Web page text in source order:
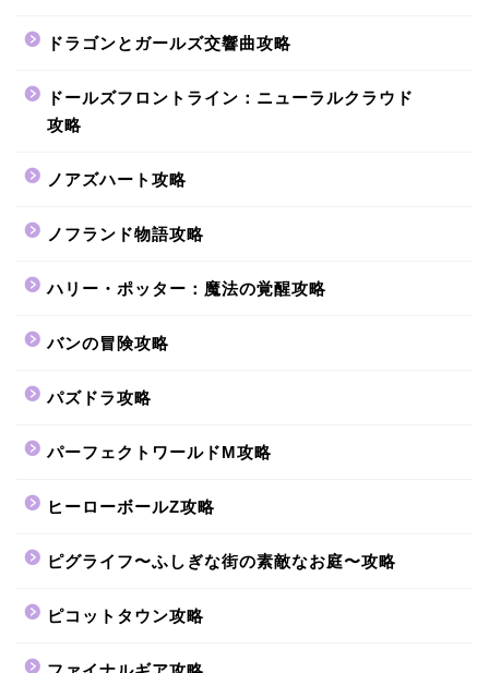
ドラゴンとガールズ交響曲攻略
ドールズフロントライン：ニューラルクラウド
攻略
ノアズハート攻略
ノフランド物語攻略
ハリー・ポッター：魔法の覚醒攻略
バンの冒険攻略
パズドラ攻略
パーフェクトワールドM攻略
ヒーローボールZ攻略
ピグライフ〜ふしぎな街の素敵なお庭〜攻略
ピコットタウン攻略